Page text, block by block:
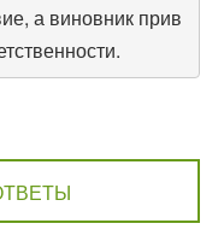
а виновник прив